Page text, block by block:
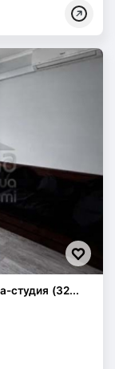
студия (32...